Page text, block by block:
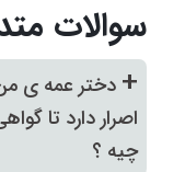
سوالات
+ دختر عمه ی
اصرار دارد تا
چیه ؟